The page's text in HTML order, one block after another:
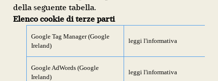
della seguente tabella.
Elenco cookie di terze parti
Google Tag Manager (Google
Ireland)
leggi l'informativa
Google AdWords (Google
Ireland)
leggi l'informativa